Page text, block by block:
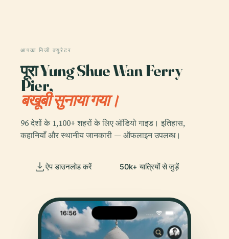
आपका निजी क्यूरेटर
पूरा Yung Shue Wan Ferry
Pier,
बखूबी सुनाया गया।
96 देशों के 1,100+ शहरों के लिए ऑडियो गाइड। इतिहास,
कहानियाँ और स्थानीय जानकारी — ऑफलाइन उपलब्ध।
ऐप डाउनलोड करें 50k+ यात्रियों से जुड़ें